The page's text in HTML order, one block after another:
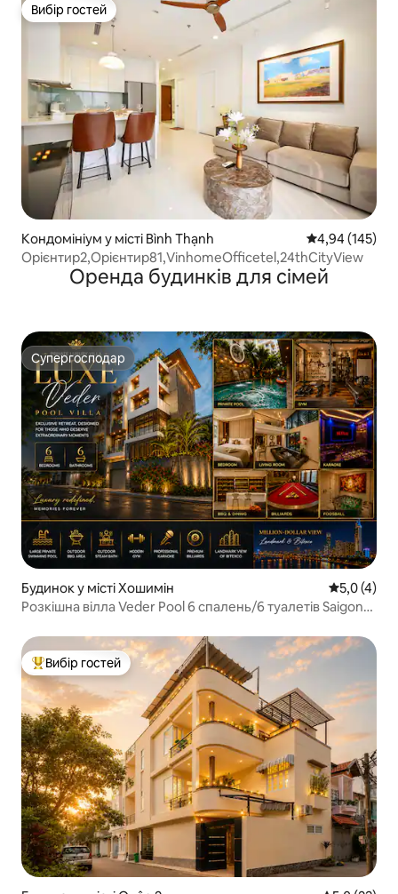
Вибір гостей
Вибір гостей
Кондомініум у місті Bình Thạnh Середня
4,94 (145)
Орієнтир2,Орієнтир81,VinhomeOfficetel,24thCityView
Оренда будинків для сімей
Супергосподар
Супергосподар
Будинок у місті Хошимін Середня
5,0 (4)
Розкішна вілла Veder Pool 6 спалень/6 туалетів Saigon
Топ вибір гостей
Вибір гостей